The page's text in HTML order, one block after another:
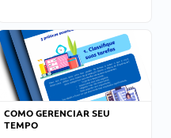
COMO GERENCIAR SEU
TEMPO